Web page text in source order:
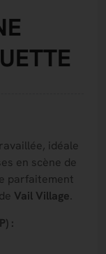
idéale
en scène de
parfaitement
Vail Village.
: